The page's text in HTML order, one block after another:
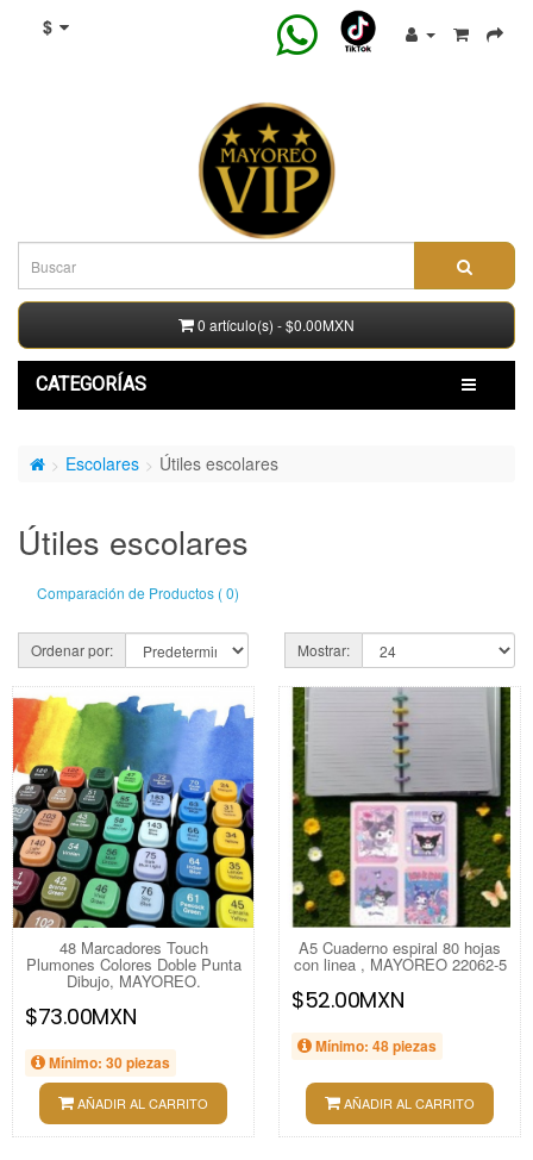
$
0 artículo(s) - $0.00MXN
CATEGORÍAS
Escolares Útiles escolares
Útiles escolares
Comparación de Productos ( 0)
Ordenar por: Mostrar:
48 Marcadores Touch
Plumones Colores Doble Punta
Dibujo, MAYOREO.
$73.00MXN
Mínimo: 30 piezas
AÑADIR AL CARRITO
A5 Cuaderno espiral 80 hojas
con linea , MAYOREO 22062-5
$52.00MXN
Mínimo: 48 piezas
AÑADIR AL CARRITO